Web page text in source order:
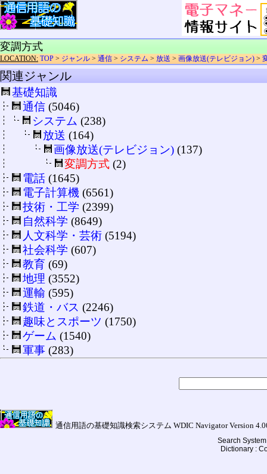
変調方式
LOCATION: TOP > ジャンル > 通信 > システム > 放送 > 画像放送(テレビジョン) >
関連ジャンル
基礎知識
通信 (5046)
システム (238)
放送 (164)
画像放送(テレビジョン) (137)
変調方式 (2)
電話 (1645)
電子計算機 (6561)
技術・工学 (2399)
自然科学 (8649)
人文科学・芸術 (5194)
社会科学 (607)
教育 (69)
地理 (3552)
運輸 (595)
鉄道・バス (2246)
趣味とスポーツ (1750)
ゲーム (1540)
軍事 (283)
通信用語の基礎知識検索システム WDIC Navigator Version
Search
Dictionary :